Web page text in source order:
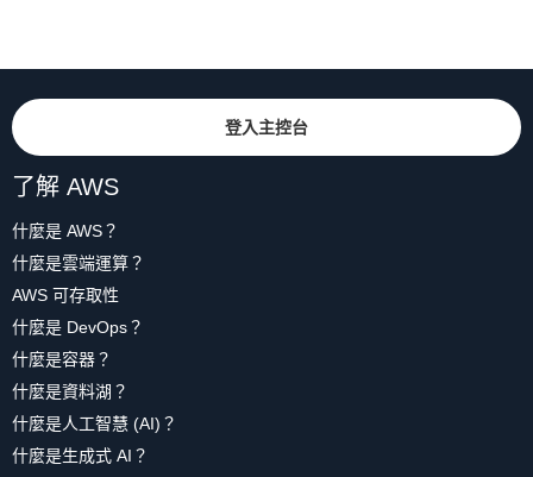
登入主控台
了解 AWS
什麼是 AWS？
什麼是雲端運算？
AWS 可存取性
什麼是 DevOps？
什麼是容器？
什麼是資料湖？
什麼是人工智慧 (AI)？
什麼是生成式 AI？